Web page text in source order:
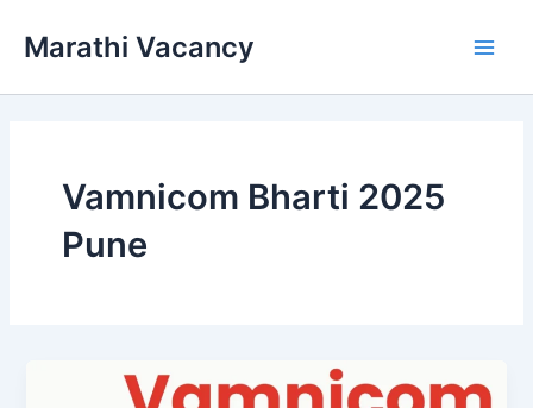
Marathi Vacancy
Vamnicom Bharti 2025
Pune